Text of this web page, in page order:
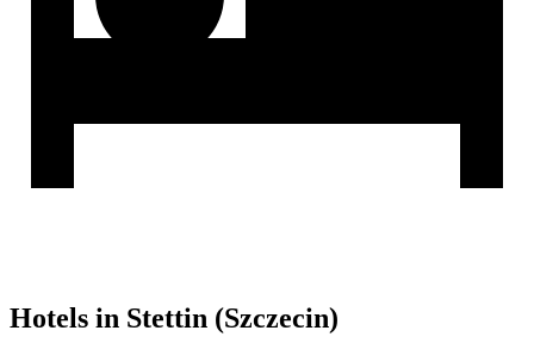
Hotels in Stettin (Szczecin)